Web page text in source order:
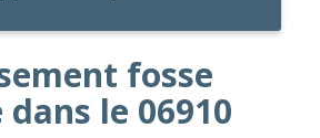
fosse
le 06910